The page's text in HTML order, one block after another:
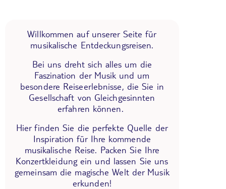
Willkommen auf unserer Seite für
musikalische Entdeckungsreisen.
Bei uns dreht sich alles um die
Faszination der Musik und um
besondere Reiseerlebnisse, die Sie in
Gesellschaft von Gleichgesinnten
erfahren können.
Hier finden Sie die perfekte Quelle der
Inspiration für Ihre kommende
musikalische Reise. Packen Sie Ihre
Konzertkleidung ein und lassen Sie uns
gemeinsam die magische Welt der Musik
erkunden!